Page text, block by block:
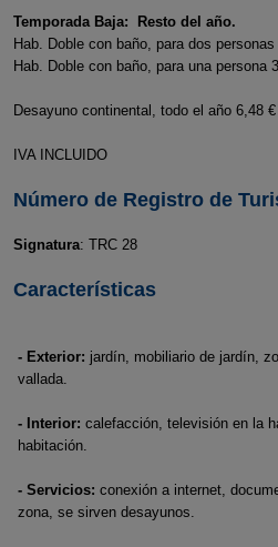
Temporada Baja: Resto del año.
Hab. Doble con baño, para dos
Hab. Doble con baño, para una persona
Desayuno continental, todo el año 6,48
IVA INCLUIDO
Número de Registro de
Signatura: TRC 28
Características
- Exterior: jardín, mobiliario de jardín,
vallada.
- Interior: calefacción, televisión en la
habitación.
- Servicios: conexión a internet,
zona, se sirven desayunos.